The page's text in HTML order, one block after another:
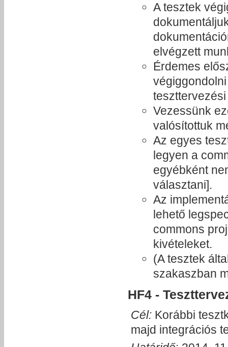
A tesztek
elvégzett
Érdemes
Vezessünk
valósítottuk
Az egyes
legyen a
egyébként
választani].
Az
lehető
commons
kivételeket.
(A tesztek
szakaszban
HF4 -
Cél: Korábbi
majd integrációs